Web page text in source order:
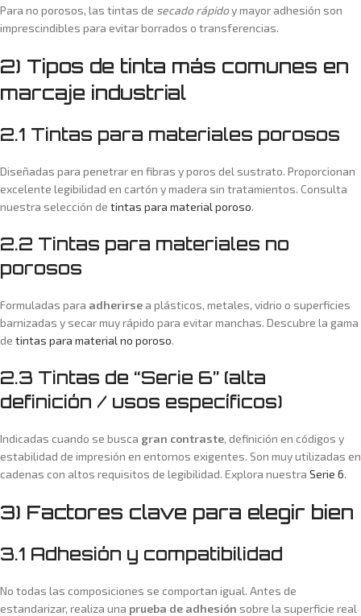
Para no porosos, las tintas de secado rápidoy mayor adhesión son
imprescindibles para evitar borrados o transferencias.
2) Tipos de tinta más comunes en
marcaje industrial
2.1 Tintas para materiales porosos
Diseñadas para penetrar en fibras y poros del sustrato. Proporcionan
excelente legibilidad en cartón y madera sin tratamientos. Consulta
nuestra selección de tintas para material poroso.
2.2 Tintas para materiales no
porosos
Formuladas para adherirse a plásticos, metales, vidrio o superficies
barnizadas y secar muy rápido para evitar manchas. Descubre la gama
de tintas para material no poroso.
2.3 Tintas de “Serie 6” (alta
definición / usos específicos)
Indicadas cuando se busca gran contraste, definición en códigos y
estabilidad de impresión en entornos exigentes. Son muy utilizadas en
cadenas con altos requisitos de legibilidad. Explora nuestra Serie 6.
3) Factores clave para elegir bien
3.1 Adhesión y compatibilidad
No todas las composiciones se comportan igual. Antes de
estandarizar, realiza una prueba de adhesión sobre la superficie real